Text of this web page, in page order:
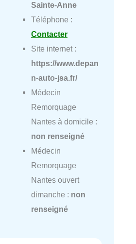
Sainte-Anne
Téléphone :
Contacter
Site internet :
https://www.depan
n-auto-jsa.fr/
Médecin
Remorquage
Nantes à domicile :
non renseigné
Médecin
Remorquage
Nantes ouvert
dimanche : non
renseigné